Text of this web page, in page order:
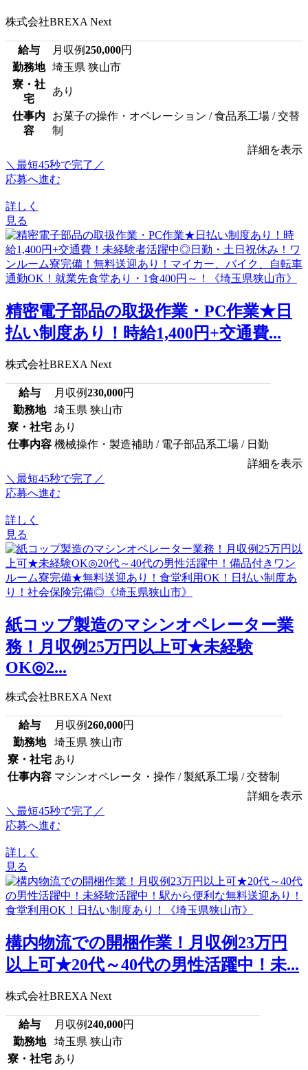
株式会社BREXA Next
給与 月収例250,000円
勤務地
埼玉県 狭山市
寮・社
宅
あり
仕事内
容
お菓子の操作・オペレーション / 食品系工場 / 交替
制
詳細を表示
＼最短45秒で完了／
応募へ進む
詳しく
見る
精密電子部品の取扱作業・PC作業★日
払い制度あり！時給1,400円+交通費...
株式会社BREXA Next
給与 月収例230,000円
勤務地
埼玉県 狭山市
寮・社宅 あり
仕事内容 機械操作・製造補助 / 電子部品系工場 / 日勤
詳細を表示
＼最短45秒で完了／
応募へ進む
詳しく
見る
紙コップ製造のマシンオペレーター業
務！月収例25万円以上可★未経験
OK◎2...
株式会社BREXA Next
給与 月収例260,000円
勤務地
埼玉県 狭山市
寮・社宅 あり
仕事内容 マシンオペレータ・操作 / 製紙系工場 / 交替制
詳細を表示
＼最短45秒で完了／
応募へ進む
詳しく
見る
構内物流での開梱作業！月収例23万円
以上可★20代～40代の男性活躍中！未...
株式会社BREXA Next
給与 月収例240,000円
勤務地
埼玉県 狭山市
寮・社宅 あり